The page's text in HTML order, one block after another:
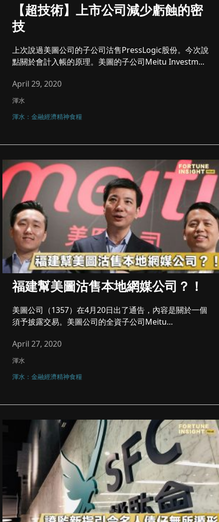
【超技術】上市公司減少虧蝕的密
技
上次說過美圖公司的子公司沽售PressLogic股份。今次說
點關於會計入帳的原理。美圖的子公司Meitu Investm...
April 29, 2020
渾水
渾水：金融經濟精神食糧
福建幫美圖沽售本地網媒公司？！
美圖公司（1357）在4月20日出了通告，內容是關於一個
須予披露交易。美圖公司的全資子公司Meitu
April 27, 2020
渾水
渾水：金融經濟精神食糧